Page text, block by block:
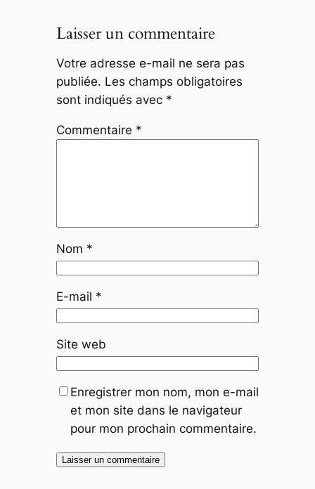
Laisser un commentaire
Votre adresse e-mail ne sera pas
publiée. Les champs obligatoires
sont indiqués avec *
Commentaire *
Nom *
E-mail *
Site web
Enregistrer mon nom, mon e-mail
et mon site dans le navigateur
pour mon prochain commentaire.